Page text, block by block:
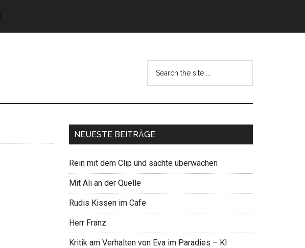
NEUESTE BEITRÄGE
Rein mit dem Clip und sachte überwachen
Mit Ali an der Quelle
Rudis Kissen im Cafe
Herr Franz
Kritik am Verhalten von Eva im Paradies – KI